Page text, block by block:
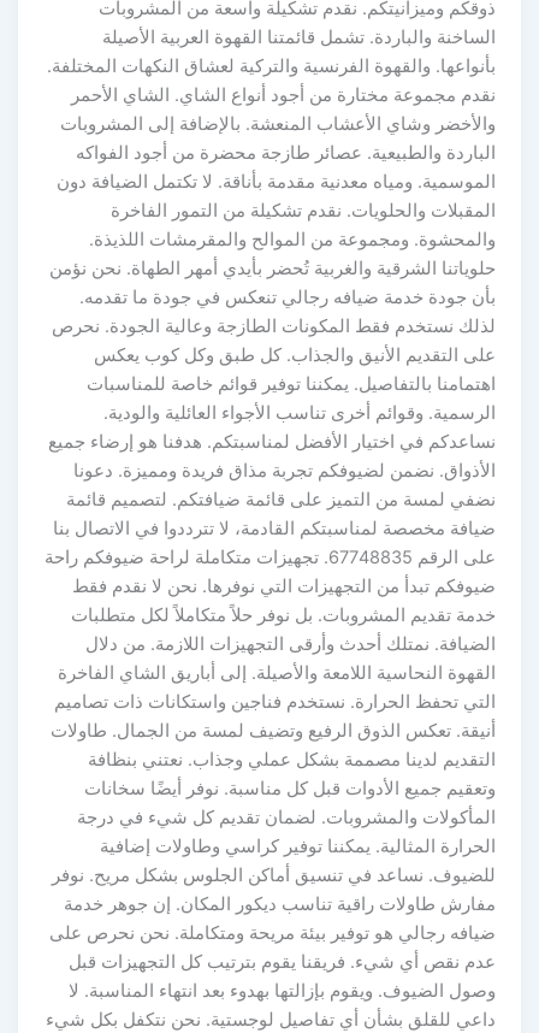
ذوقكم وميزانيتكم. نقدم تشكيلة واسعة من المشروبات
الساخنة والباردة. تشمل قائمتنا القهوة العربية الأصيلة
بأنواعها. والقهوة الفرنسية والتركية لعشاق النكهات المختلفة.
نقدم مجموعة مختارة من أجود أنواع الشاي. الشاي الأحمر
والأخضر وشاي الأعشاب المنعشة. بالإضافة إلى المشروبات
الباردة والطبيعية. عصائر طازجة محضرة من أجود الفواكه
الموسمية. ومياه معدنية مقدمة بأناقة. لا تكتمل الضيافة دون
المقبلات والحلويات. نقدم تشكيلة من التمور الفاخرة
والمحشوة. ومجموعة من الموالح والمقرمشات اللذيذة.
حلوياتنا الشرقية والغربية تُحضر بأيدي أمهر الطهاة. نحن نؤمن
بأن جودة خدمة ضيافه رجالي تنعكس في جودة ما تقدمه.
لذلك نستخدم فقط المكونات الطازجة وعالية الجودة. نحرص
على التقديم الأنيق والجذاب. كل طبق وكل كوب يعكس
اهتمامنا بالتفاصيل. يمكننا توفير قوائم خاصة للمناسبات
الرسمية. وقوائم أخرى تناسب الأجواء العائلية والودية.
نساعدكم في اختيار الأفضل لمناسبتكم. هدفنا هو إرضاء جميع
الأذواق. نضمن لضيوفكم تجربة مذاق فريدة ومميزة. دعونا
نضفي لمسة من التميز على قائمة ضيافتكم. لتصميم قائمة
ضيافة مخصصة لمناسبتكم القادمة، لا تترددوا في الاتصال بنا
على الرقم 67748835. تجهيزات متكاملة لراحة ضيوفكم راحة
ضيوفكم تبدأ من التجهيزات التي نوفرها. نحن لا نقدم فقط
خدمة تقديم المشروبات. بل نوفر حلاً متكاملاً لكل متطلبات
الضيافة. نمتلك أحدث وأرقى التجهيزات اللازمة. من دلال
القهوة النحاسية اللامعة والأصيلة. إلى أباريق الشاي الفاخرة
التي تحفظ الحرارة. نستخدم فناجين واستكانات ذات تصاميم
أنيقة. تعكس الذوق الرفيع وتضيف لمسة من الجمال. طاولات
التقديم لدينا مصممة بشكل عملي وجذاب. نعتني بنظافة
وتعقيم جميع الأدوات قبل كل مناسبة. نوفر أيضًا سخانات
المأكولات والمشروبات. لضمان تقديم كل شيء في درجة
الحرارة المثالية. يمكننا توفير كراسي وطاولات إضافية
للضيوف. نساعد في تنسيق أماكن الجلوس بشكل مريح. نوفر
مفارش طاولات راقية تناسب ديكور المكان. إن جوهر خدمة
ضيافه رجالي هو توفير بيئة مريحة ومتكاملة. نحن نحرص على
عدم نقص أي شيء. فريقنا يقوم بترتيب كل التجهيزات قبل
وصول الضيوف. ويقوم بإزالتها بهدوء بعد انتهاء المناسبة. لا
داعي للقلق بشأن أي تفاصيل لوجستية. نحن نتكفل بكل شيء